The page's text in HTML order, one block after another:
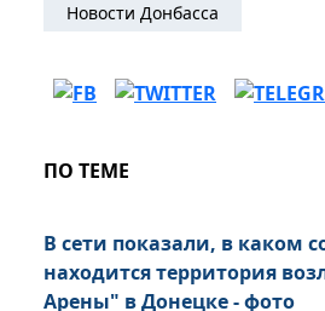
Новости Донбасса
ПО ТЕМЕ
В сети показали, в каком
находится территория
Арены" в Донецке - фото